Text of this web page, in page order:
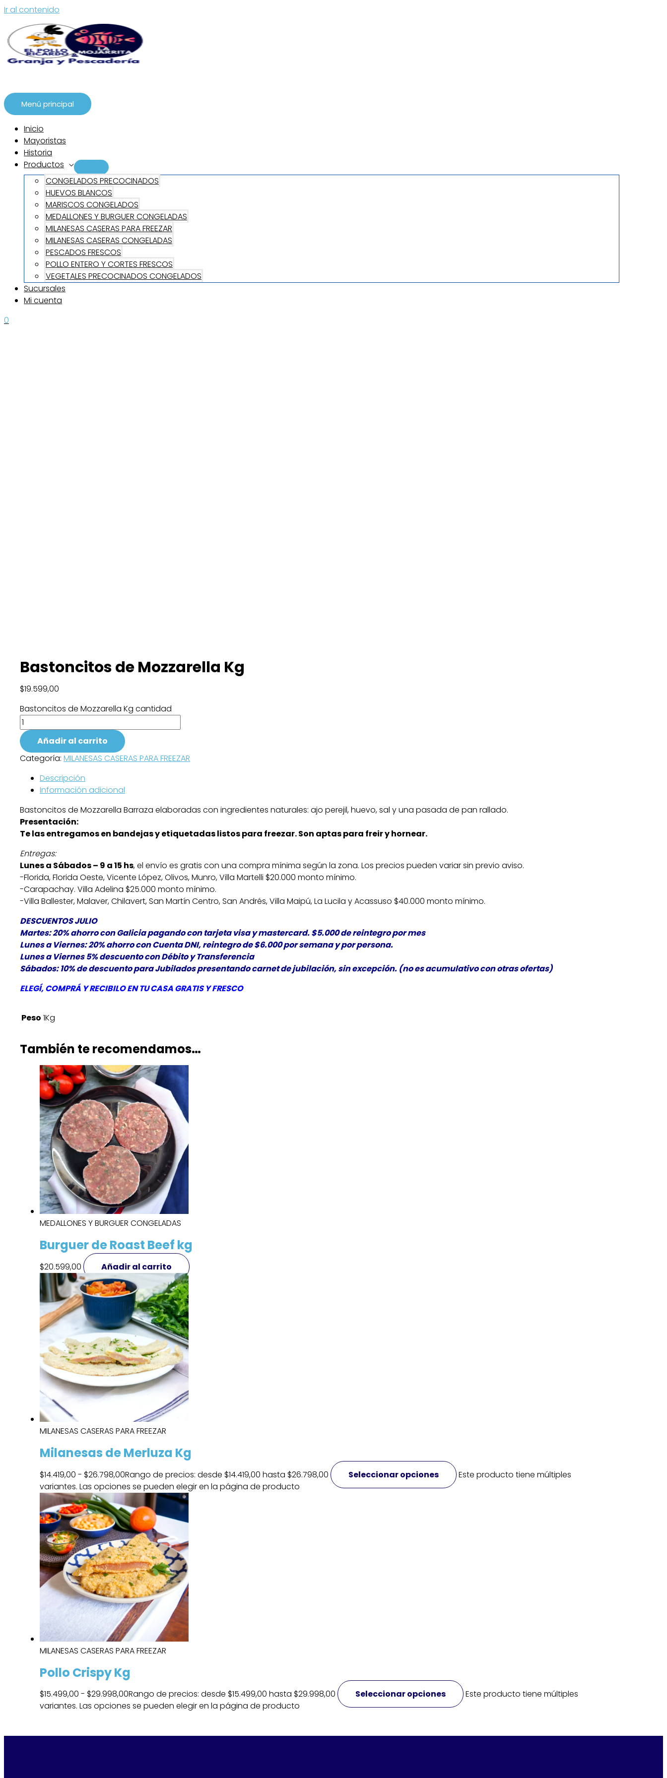
Ir al contenido
Menú principal
Inicio
Mayoristas
Historia
Productos
CONGELADOS PRECOCINADOS
HUEVOS BLANCOS
MARISCOS CONGELADOS
MEDALLONES Y BURGUER CONGELADAS
MILANESAS CASERAS PARA FREEZAR
MILANESAS CASERAS CONGELADAS
PESCADOS FRESCOS
POLLO ENTERO Y CORTES FRESCOS
VEGETALES PRECOCINADOS CONGELADOS
Sucursales
Mi cuenta
0
Bastoncitos de Mozzarella Kg
$19.599,00
Bastoncitos de Mozzarella Kg cantidad
Añadir al carrito
Categoría: MILANESAS CASERAS PARA FREEZAR
Descripción
Información adicional
Bastoncitos de Mozzarella Barraza elaboradas con ingredientes naturales: ajo perejil, huevo, sal y una pasada de pan rallado.
Presentación:
Te las entregamos en bandejas y etiquetadas listos para freezar. Son aptas para freir y hornear.
Entregas:
Lunes a Sábados – 9 a 15 hs, el envío es gratis con una compra mínima según la zona. Los precios pueden variar sin previo aviso.
-Florida, Florida Oeste, Vicente López, Olivos, Munro, Villa Martelli $20.000 monto mínimo.
-Carapachay. Villa Adelina $25.000 monto mínimo.
-Villa Ballester, Malaver, Chilavert, San Martín Centro, San Andrés, Villa Maipú, La Lucila y Acassuso $40.000 monto mínimo.
DESCUENTOS JULIO
Martes: 20% ahorro con Galicia pagando con tarjeta visa y mastercard. $5.000 de reintegro por mes
Lunes a Viernes: 20% ahorro con Cuenta DNI, reintegro de $6.000 por semana y por persona.
Lunes a Viernes 5% descuento con Débito y Transferencia
Sábados: 10% de descuento para Jubilados presentando carnet de jubilación, sin excepción. (no es acumulativo con otras ofertas)
ELEGÍ, COMPRÁ Y RECIBILO EN TU CASA GRATIS YFRESCO
Peso 1Kg
También te recomendamos…
MEDALLONES Y BURGUER CONGELADAS
Burguer de Roast Beef kg
$20.599,00 Añadir al carrito
MILANESAS CASERAS PARA FREEZAR
Milanesas de Merluza Kg
$14.419,00 - $26.798,00Rango de precios: desde $14.419,00 hasta $26.798,00 Seleccionar opciones
Este producto tiene múltiples
variantes. Las opciones se pueden elegir en la página de producto
MILANESAS CASERAS PARA FREEZAR
Pollo Crispy Kg
$15.499,00 - $29.998,00Rango de precios: desde $15.499,00 hasta $29.998,00 Seleccionar opciones
Este producto tiene múltiples
variantes. Las opciones se pueden elegir en la página de producto